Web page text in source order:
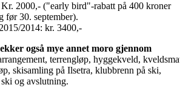
2000,- ("early bird"-rabatt på 400 kroner
før 30. september).
2014: kr. 3400,-
også mye annet moro gjennom
terrengløp, hyggekveld,
skisamling på Ilsetra, klubbrenn på ski,
og avslutning.